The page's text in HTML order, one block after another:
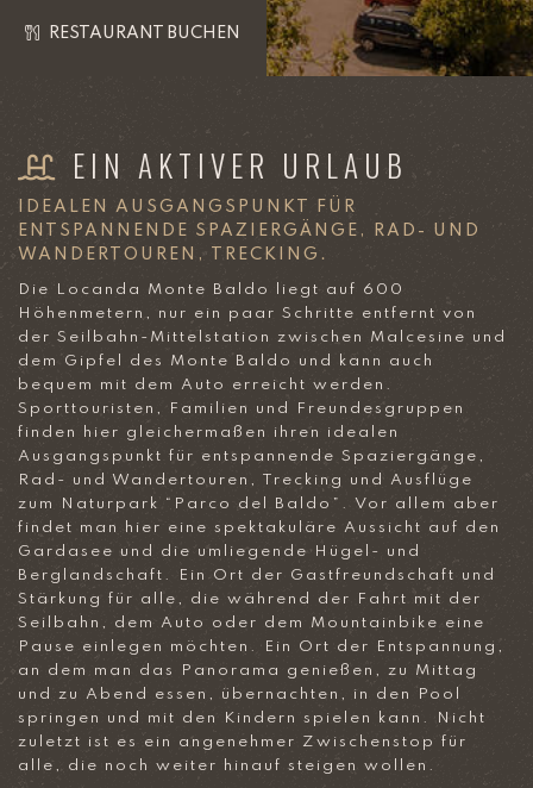
RESTAURANT BUCHEN
EIN AKTIVER URLAUB
IDEALEN AUSGANGSPUNKT FÜR
ENTSPANNENDE SPAZIERGÄNGE, RAD- UND
WANDERTOUREN, TRECKING.
Die Locanda Monte Baldo liegt auf 600
Höhenmetern, nur ein paar Schritte entfernt von
der Seilbahn-Mittelstation zwischen Malcesine und
dem Gipfel des Monte Baldo und kann auch
bequem mit dem Auto erreicht werden.
Sporttouristen, Familien und Freundesgruppen
finden hier gleichermaßen ihren idealen
Ausgangspunkt für entspannende Spaziergänge,
Rad- und Wandertouren, Trecking und Ausflüge
zum Naturpark “Parco del Baldo”. Vor allem aber
findet man hier eine spektakuläre Aussicht auf den
Gardasee und die umliegende Hügel- und
Berglandschaft. Ein Ort der Gastfreundschaft und
Stärkung für alle, die während der Fahrt mit der
Seilbahn, dem Auto oder dem Mountainbike eine
Pause einlegen möchten. Ein Ort der Entspannung,
an dem man das Panorama genießen, zu Mittag
und zu Abend essen, übernachten, in den Pool
springen und mit den Kindern spielen kann. Nicht
zuletzt ist es ein angenehmer Zwischenstop für
alle, die noch weiter hinauf steigen wollen.